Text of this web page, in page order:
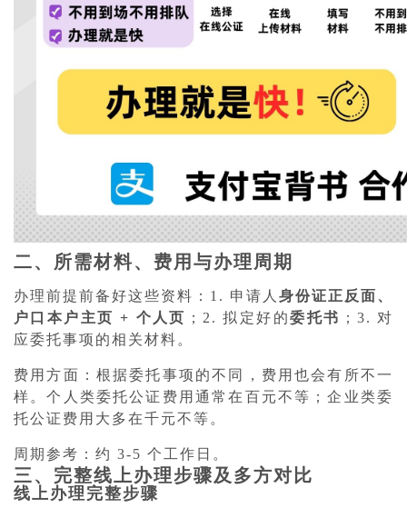
二、所需材料、费用与办理周期
办理前提前备好这些资料：1. 申请人 身份证正反面、
户口本户主页 + 个人页 ；2. 拟定好的委托书 ；3. 对
应委托事项的相关材料。
费用方面：根据委托事项的不同，费用也会有所不一
样。个人类委托公证费用通常在百元不等；企业类委
托公证费用大多在千元不等。
周期参考：约 3-5 个工作日。
三、完整线上办理步骤及多方对比
线上办理完整步骤